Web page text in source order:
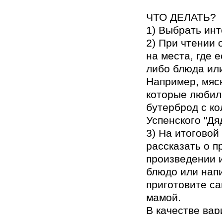
ЧТО ДЕЛАТЬ?
1) Выбрать
2) При чтении
на места, где
либо блюда
Например,
которые
бутерброд с
Успенского
3) На
рассказать о
произведении
блюдо или
приготовите
мамой.
В качестве